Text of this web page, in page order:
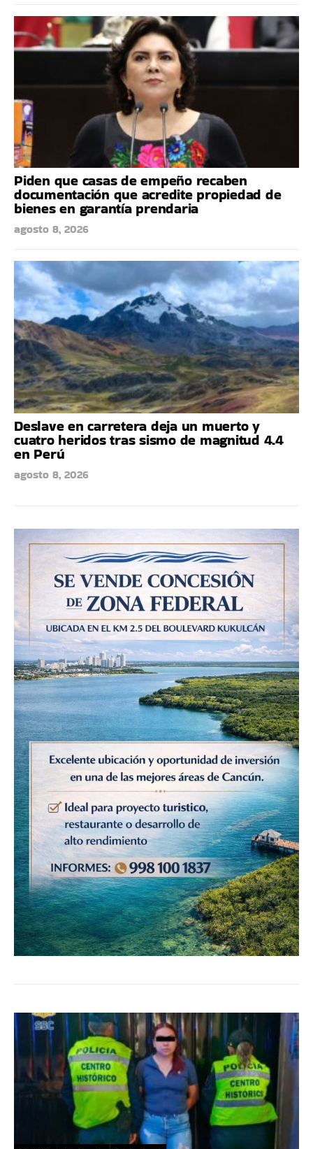
Piden que casas de empeño recaben
documentación que acredite propiedad de
bienes en garantía prendaria
agosto 8, 2026
Deslave en carretera deja un muerto y
cuatro heridos tras sismo de magnitud 4.4
en Perú
agosto 8, 2026